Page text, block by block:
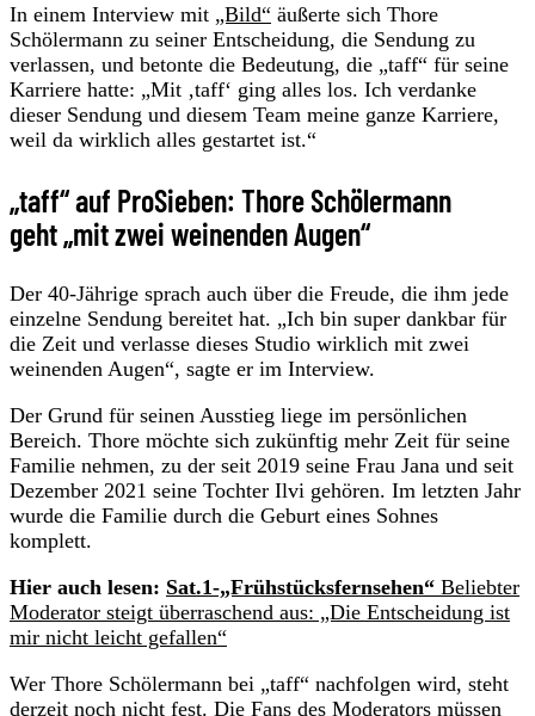
In einem Interview mit „Bild“ äußerte sich Thore
Schölermann zu seiner Entscheidung, die Sendung zu
verlassen, und betonte die Bedeutung, die „taff“ für seine
Karriere hatte: „Mit ‚taff‘ ging alles los. Ich verdanke
dieser Sendung und diesem Team meine ganze Karriere,
weil da wirklich alles gestartet ist.“
„taff“ auf ProSieben: Thore Schölermann
geht „mit zwei weinenden Augen“
Der 40-Jährige sprach auch über die Freude, die ihm jede
einzelne Sendung bereitet hat. „Ich bin super dankbar für
die Zeit und verlasse dieses Studio wirklich mit zwei
weinenden Augen“, sagte er im Interview.
Der Grund für seinen Ausstieg liege im persönlichen
Bereich. Thore möchte sich zukünftig mehr Zeit für seine
Familie nehmen, zu der seit 2019 seine Frau Jana und seit
Dezember 2021 seine Tochter Ilvi gehören. Im letzten Jahr
wurde die Familie durch die Geburt eines Sohnes
komplett.
Hier auch lesen: Sat.1-„Frühstücksfernsehen“ Beliebter
Moderator steigt überraschend aus: „Die Entscheidung ist
mir nicht leicht gefallen“
Wer Thore Schölermann bei „taff“ nachfolgen wird, steht
derzeit noch nicht fest. Die Fans des Moderators müssen